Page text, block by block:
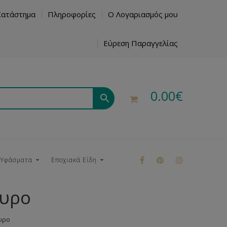
Πληροφορίες Ο Λογαριασμός μου
Εύρεση Παραγγελίας
0.00€
Εποχιακά Είδη